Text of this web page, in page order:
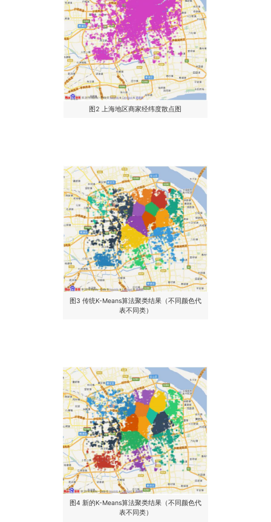
图2 上海地区商家经纬度散点图
图3 传统K-Means算法聚类结果（不同颜色代
表不同类）
图4 新的K-Means算法聚类结果（不同颜色代
表不同类）